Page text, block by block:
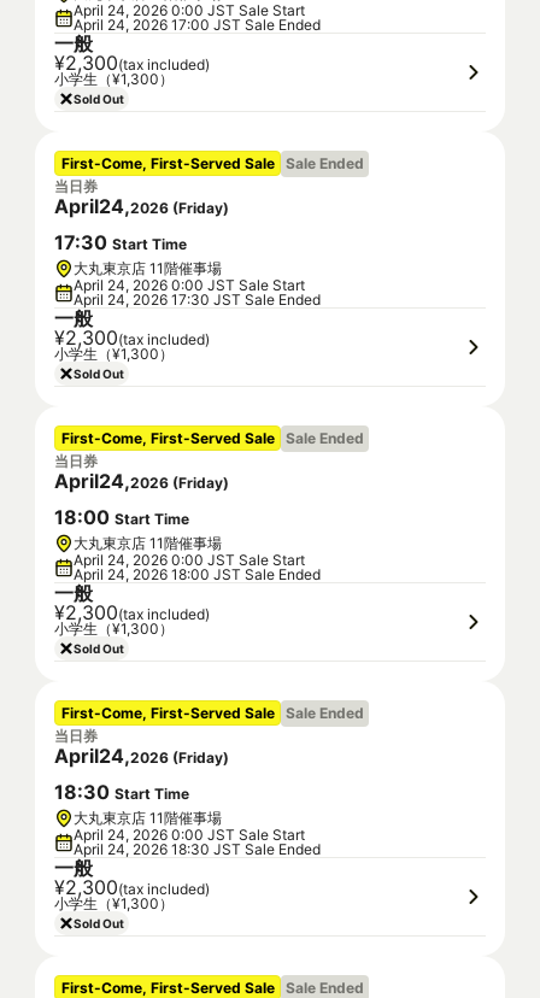
April 24, 2026 0:00 JST Sale Start
April 24, 2026 17:00 JST Sale Ended
一般
¥2,300(tax included)
小学生（¥1,300）
Sold Out
First-Come, First-Served Sale Sale Ended
当日券
April24,2026 (Friday)
17:30 Start Time
大丸東京店 11階催事場
April 24, 2026 0:00 JST Sale Start
April 24, 2026 17:30 JST Sale Ended
一般
¥2,300(tax included)
小学生（¥1,300）
Sold Out
First-Come, First-Served Sale Sale Ended
当日券
April24,2026 (Friday)
18:00 Start Time
大丸東京店 11階催事場
April 24, 2026 0:00 JST Sale Start
April 24, 2026 18:00 JST Sale Ended
一般
¥2,300(tax included)
小学生（¥1,300）
Sold Out
First-Come, First-Served Sale Sale Ended
当日券
April24,2026 (Friday)
18:30 Start Time
大丸東京店 11階催事場
April 24, 2026 0:00 JST Sale Start
April 24, 2026 18:30 JST Sale Ended
一般
¥2,300(tax included)
小学生（¥1,300）
Sold Out
First-Come, First-Served Sale Sale Ended